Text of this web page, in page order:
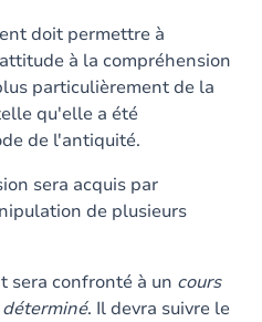
doit permettre à
à la compréhension
particulièrement de la
qu'elle a été
de l'antiquité.
sera acquis par
de plusieurs
sera confronté à un cours
. Il devra suivre le